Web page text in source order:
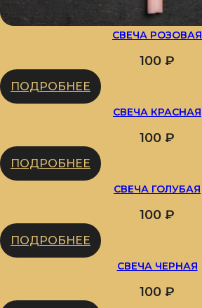
СВЕЧА РОЗОВАЯ
100 ₽
ПОДРОБНЕЕ
СВЕЧА КРАСНАЯ
100 ₽
ПОДРОБНЕЕ
СВЕЧА ГОЛУБАЯ
100 ₽
ПОДРОБНЕЕ
СВЕЧА ЧЕРНАЯ
100 ₽